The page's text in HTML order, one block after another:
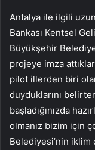
Antalya ile ilgili
Bankası Kentsel
Büyükşehir
projeye imza
pilot illerden biri
duyduklarını
başladığınızda
olmanız bizim için
Belediyesi’nin iklim